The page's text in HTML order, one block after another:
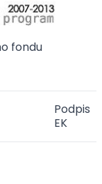
fondu
Podpis
EK